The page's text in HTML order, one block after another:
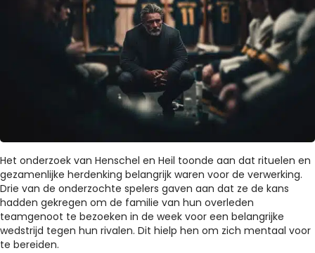
Het onderzoek van Henschel en Heil toonde aan dat rituelen en
gezamenlijke herdenking belangrijk waren voor de verwerking.
Drie van de onderzochte spelers gaven aan dat ze de kans
hadden gekregen om de familie van hun overleden
teamgenoot te bezoeken in de week voor een belangrijke
wedstrijd tegen hun rivalen. Dit hielp hen om zich mentaal voor
te bereiden.